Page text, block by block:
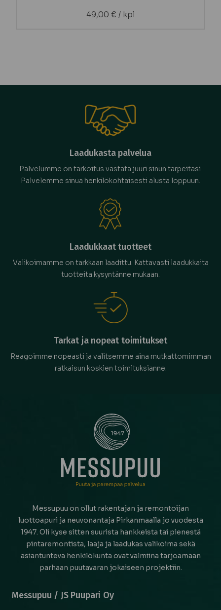
49,00 € / kpl
Laadukasta palvelua
Palvelumme on tarkoitus vastata juuri sinun tarpeitasi.
Palvelemme sinua henkilökohtaisesti alusta loppuun.
Laadukkaat tuotteet
Valikoimamme on tarkkaan laadittu. Kattavasti laadukkaita
tuotteita kysyntänne mukaan.
Tarkat ja nopeat toimitukset
Reagoimme nopeasti ja valitsemme aina mutkattomimman
ratkaisun koskien toimituksianne.
Messupuu on ollut rakentajan ja remontoijan
luottoapuri ja neuvonantaja Pirkanmaalla jo vuodesta
1947. Oli kyse sitten suurista hankkeista tai pienestä
pintaremontista, laaja ja laadukas valikoima sekä
asiantunteva henkilökunta ovat valmiina tarjoamaan
parhaan puutavaran jokaiseen projektiin.
Messupuu / JS Puupari Oy